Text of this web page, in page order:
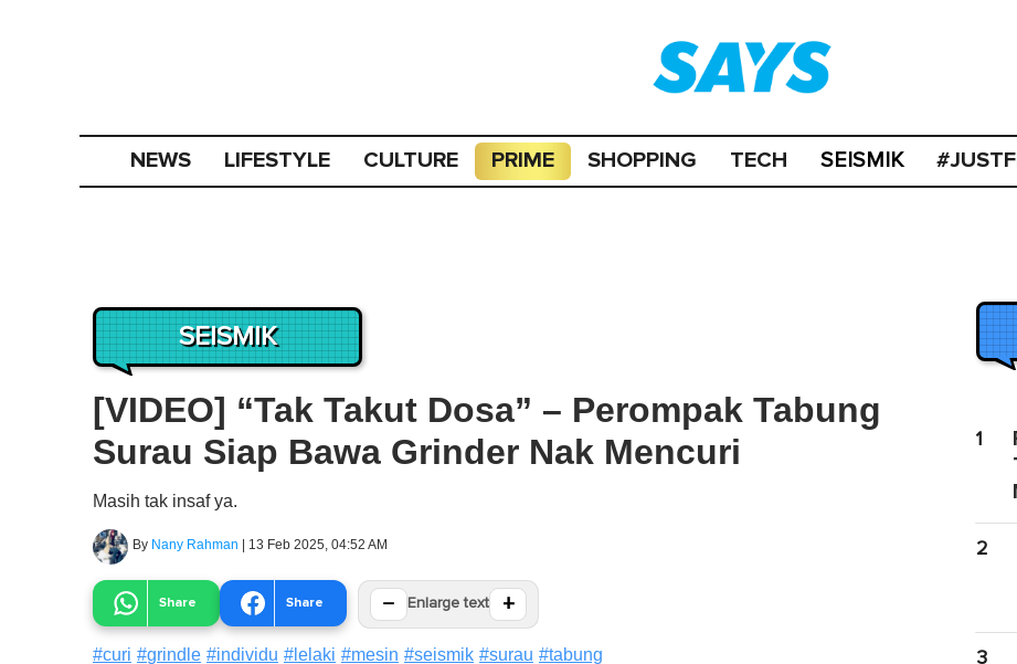
NEWS LIFESTYLE CULTURE PRIME SHOPPING TECH SEISMIK
SEISMIK
[VIDEO] “Tak Takut Dosa” – Perompak Tabung
Surau Siap Bawa Grinder Nak Mencuri
Masih tak insaf ya.
By Nany Rahman | 13 Feb 2025, 04:52 AM
Share Share − Enlarge text +
#curi #grindle #individu # lelaki #mesin #seismik #surau #tabung
1
2
3